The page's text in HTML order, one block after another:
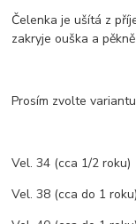
Čelenka je ušítá z
zakryje ouška a
Prosím zvolte
Vel. 34 (cca 1/2 roku)
Vel. 38 (cca do 1 roku)